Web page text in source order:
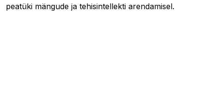
peatüki mängude ja tehisintellekti arendamisel.